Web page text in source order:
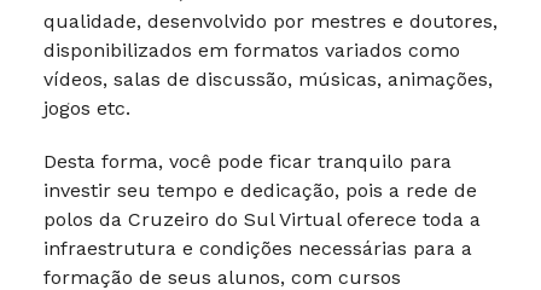
qualidade, desenvolvido por mestres e doutores,
disponibilizados em formatos variados como
vídeos, salas de discussão, músicas, animações,
jogos etc.
Desta forma, você pode ficar tranquilo para
investir seu tempo e dedicação, pois a rede de
polos da Cruzeiro do Sul Virtual oferece toda a
infraestrutura e condições necessárias para a
formação de seus alunos, com cursos